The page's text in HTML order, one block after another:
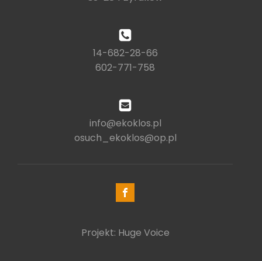
14-682-28-66
602-771-758
info@ekoklos.pl
osuch_ekoklos@op.pl
Projekt: Huge Voice